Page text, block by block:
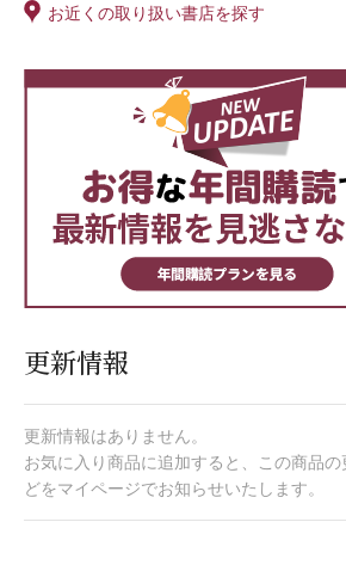
お近くの取り扱い書店を探す
更新情報
更新情報はありません。
お気に入り商品に追加すると、この商品
どをマイページでお知らせいたします。